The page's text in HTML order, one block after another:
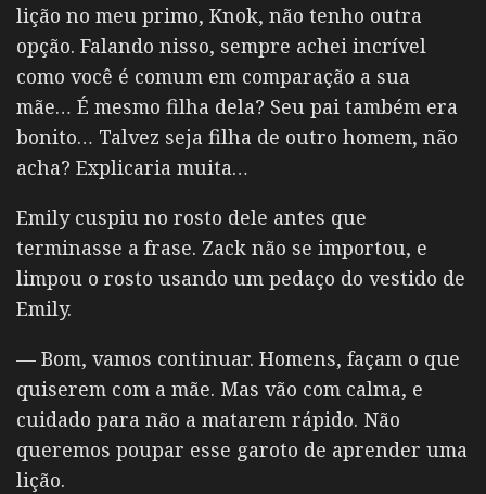
lição no meu primo, Knok, não tenho outra
opção. Falando nisso, sempre achei incrível
como você é comum em comparação a sua
mãe… É mesmo filha dela? Seu pai também era
bonito… Talvez seja filha de outro homem, não
acha? Explicaria muita…
Emily cuspiu no rosto dele antes que
terminasse a frase. Zack não se importou, e
limpou o rosto usando um pedaço do vestido de
Emily.
— Bom, vamos continuar. Homens, façam o que
quiserem com a mãe. Mas vão com calma, e
cuidado para não a matarem rápido. Não
queremos poupar esse garoto de aprender uma
lição.